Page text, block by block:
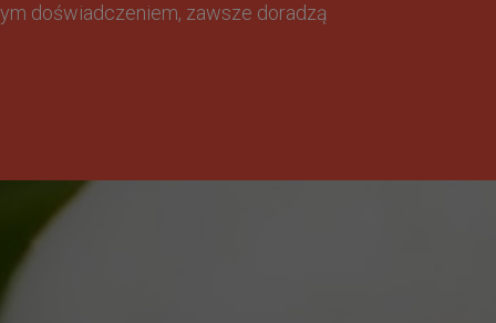
doświadczeniem, zawsze doradzą